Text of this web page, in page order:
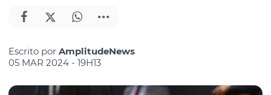
Escrito por AmplitudeNews
05 MAR 2024 - 19H13